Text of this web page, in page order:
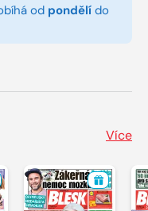
od pondělí do
Více